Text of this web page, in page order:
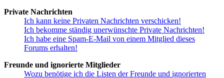
Private Nachrichten
Ich kann keine Privaten Nachrichten verschicken!
Ich bekomme ständig unerwünschte Private Nachrichten!
Ich habe eine Spam-E-Mail von einem Mitglied dieses
Forums erhalten!
Freunde und ignorierte Mitglieder
Wozu benötige ich die Listen der Freunde und ignorierten